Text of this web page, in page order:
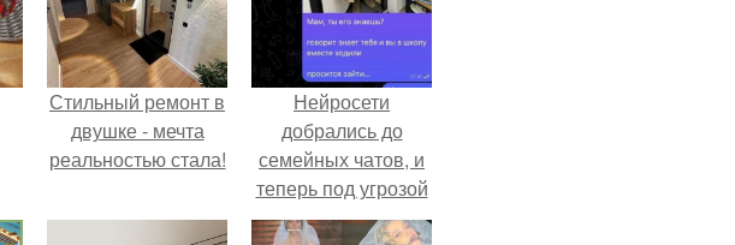
Стильный ремонт в
двушке - мечта
реальностью стала!
Нейросети
добрались до
семейных чатов, и
теперь под угрозой
мамины нервы.